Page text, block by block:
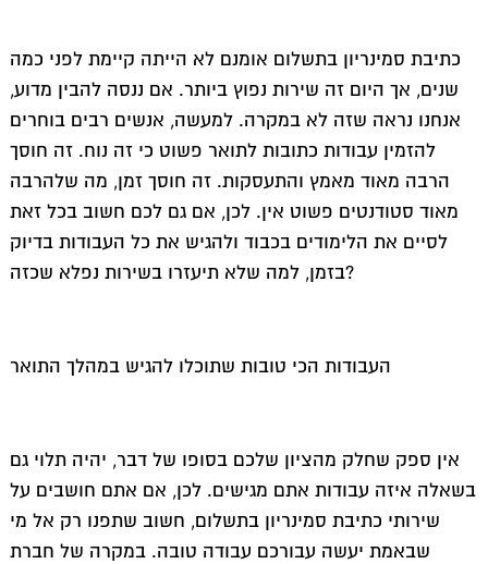
כתיבת סמינריון בתשלום אומנם לא הייתה קיימת לפני כמה
שנים, אך היום זה שירות נפוץ ביותר. אם ננסה להבין מדוע,
אנחנו נראה שזה לא במקרה. למעשה, אנשים רבים בוחרים
להזמין עבודות כתובות לתואר פשוט כי זה נוח. זה חוסך
הרבה מאוד מאמץ והתעסקות. זה חוסך זמן, מה שלהרבה
מאוד סטודנטים פשוט אין. לכן, אם גם לכם חשוב בכל זאת
לסיים את הלימודים בכבוד ולהגיש את כל העבודות בדיוק
בזמן, למה שלא תיעזרו בשירות נפלא שכזה?
העבודות הכי טובות שתוכלו להגיש במהלך התואר
אין ספק שחלק מהציון שלכם בסופו של דבר, יהיה תלוי גם
בשאלה איזה עבודות אתם מגישים. לכן, אם אתם חושבים על
שירותי כתיבת סמינריון בתשלום, חשוב שתפנו רק אל מי
שבאמת יעשה עבורכם עבודה טובה. במקרה של חברת